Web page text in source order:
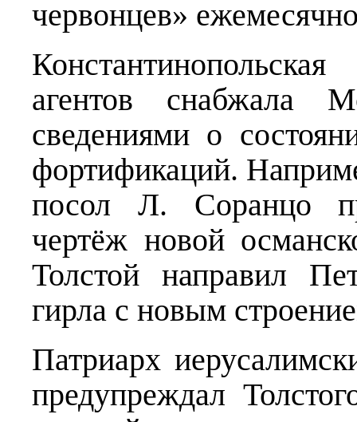
червонцев»
агентов снабжала
сведениями о
фортификаций.
посол Л. Соранцо
чертёж новой
Толстой направил
гирла с новым
Патриарх
предупреждал